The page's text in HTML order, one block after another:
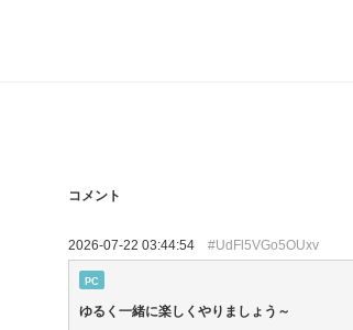
コメント
2026-07-22 03:44:54 #UdFl5VGo5OUxv
PC
ゆるく一緒に楽しくやりましょう～